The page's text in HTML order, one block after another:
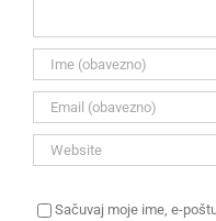
Sačuvaj moje ime, e-